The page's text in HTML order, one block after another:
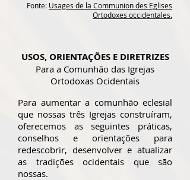
Fonte: Usages de la Communion des Eglises
Ortodoxes occidentales.
USOS, ORIENTAÇÕES E DIRETRIZES
Para a Comunhão das Igrejas
Ortodoxas Ocidentais
Para aumentar a comunhão eclesial
que nossas três Igrejas construíram,
oferecemos as seguintes práticas,
conselhos e orientações para
redescobrir, desenvolver e atualizar
as tradições ocidentais que são
nossas.